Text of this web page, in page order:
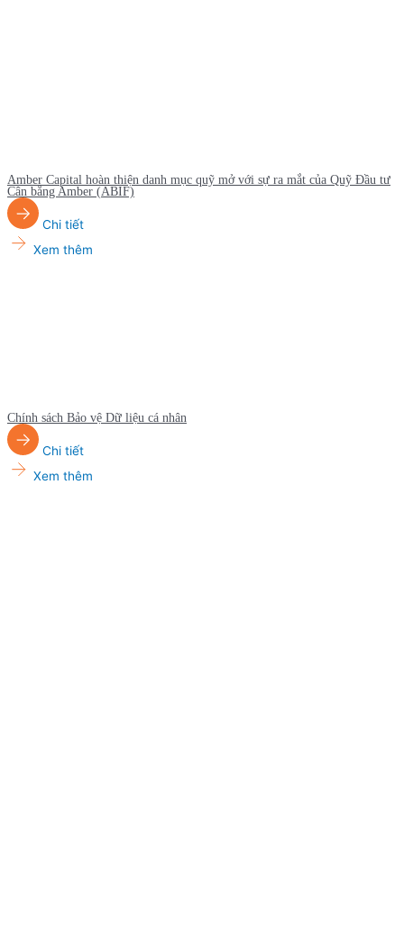
Amber Capital hoàn thiện danh mục quỹ mở với sự ra mắt của Quỹ Đầu tư
Cân bằng Amber (ABIF)
Chi tiết
Xem thêm
Chính sách Bảo vệ Dữ liệu cá nhân
Chi tiết
Xem thêm